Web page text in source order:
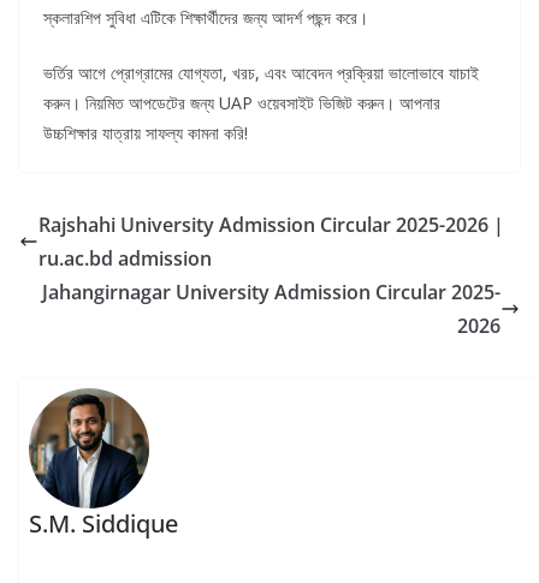
স্কলারশিপ সুবিধা এটিকে শিক্ষার্থীদের জন্য আদর্শ পছন্দ করে।
ভর্তির আগে প্রোগ্রামের যোগ্যতা, খরচ, এবং আবেদন প্রক্রিয়া ভালোভাবে যাচাই
করুন। নিয়মিত আপডেটের জন্য UAP ওয়েবসাইট ভিজিট করুন। আপনার
উচ্চশিক্ষার যাত্রায় সাফল্য কামনা করি!
Rajshahi University Admission Circular 2025-2026 |
ru.ac.bd admission
Jahangirnagar University Admission Circular 2025-
2026
S.M. Siddique